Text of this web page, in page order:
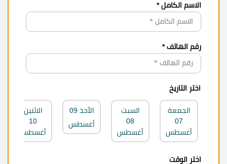
الاسم الكامل *
رقم الهاتف *
اختر التاريخ
الجمعة
07
أغسطس
السبت
08
أغسطس
الأحد 09
أغسطس
الاثنين
10
أغسطس
اختر الوقت